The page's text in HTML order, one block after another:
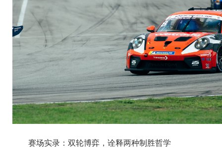
赛场实录：双轮博弈，诠释两种制胜哲学